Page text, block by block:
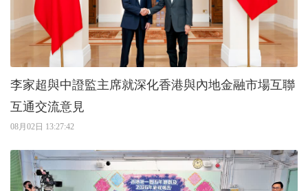
李家超與中證監主席就深化香港與內地金融市場互聯
互通交流意見
08月02日 13:27:42